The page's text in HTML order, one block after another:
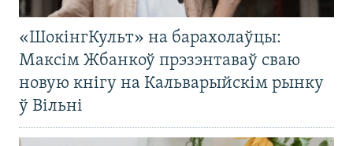
«ШокінгКульт» на барахолаўцы:
Максім Жбанкоў прэзэнтаваў сваю
новую кнігу на Кальварыйскім рынку
ў Вільні